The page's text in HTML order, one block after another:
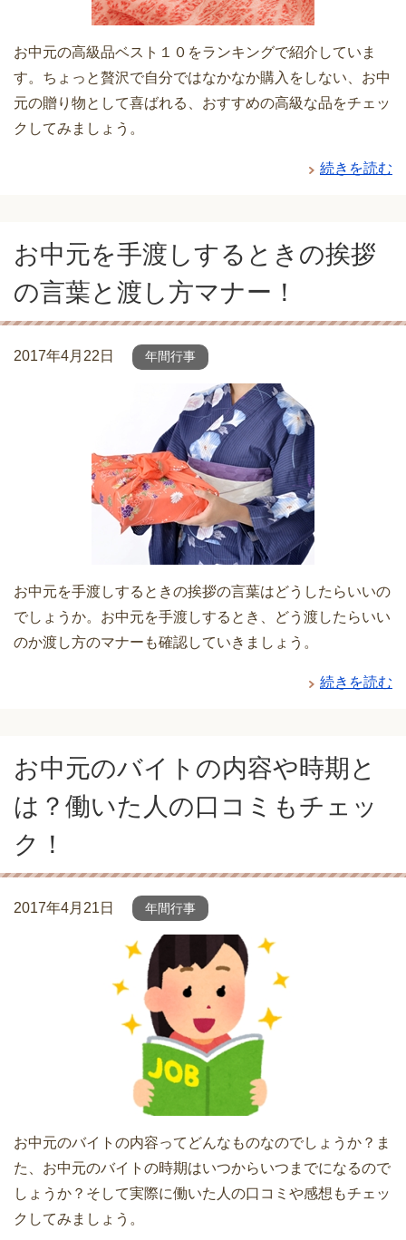
お中元の高級品ベスト１０をランキングで紹介していま
す。ちょっと贅沢で自分ではなかなか購入をしない、お中
元の贈り物として喜ばれる、おすすめの高級な品をチェッ
クしてみましょう。
続きを読む
お中元を手渡しするときの挨拶
の言葉と渡し方マナー！
2017年4月22日 年間行事
お中元を手渡しするときの挨拶の言葉はどうしたらいいの
でしょうか。お中元を手渡しするとき、どう渡したらいい
のか渡し方のマナーも確認していきましょう。
続きを読む
お中元のバイトの内容や時期と
は？働いた人の口コミもチェッ
ク！
2017年4月21日 年間行事
お中元のバイトの内容ってどんなものなのでしょうか？ま
た、お中元のバイトの時期はいつからいつまでになるので
しょうか？そして実際に働いた人の口コミや感想もチェッ
クしてみましょう。